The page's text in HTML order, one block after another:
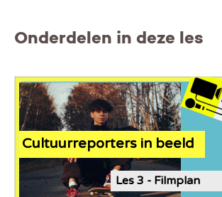
Onderdelen in deze les
Les 3 - Filmplan
Cultuurreporters in beeld